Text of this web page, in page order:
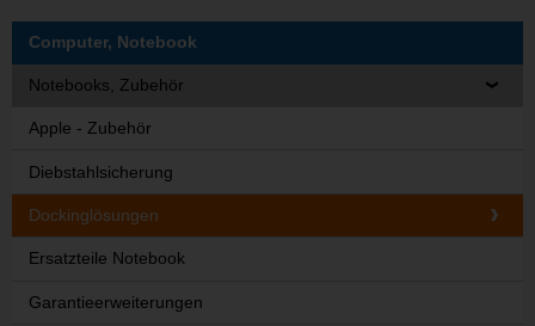
Computer, Notebook
Notebooks, Zubehör
Apple - Zubehör
Diebstahlsicherung
Dockinglösungen
Ersatzteile Notebook
Garantieerweiterungen